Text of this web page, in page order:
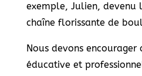
exemple, Julien, devenu
chaîne florissante de
Nous devons
éducative et